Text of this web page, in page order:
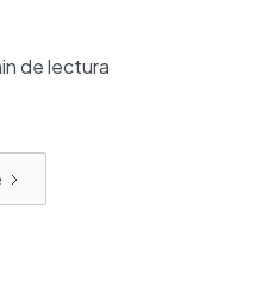
de lectura